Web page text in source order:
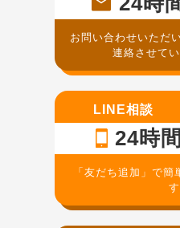
お問い合わせいただ
連絡させて
LINE相談
24時
「友だち追加」で簡
す